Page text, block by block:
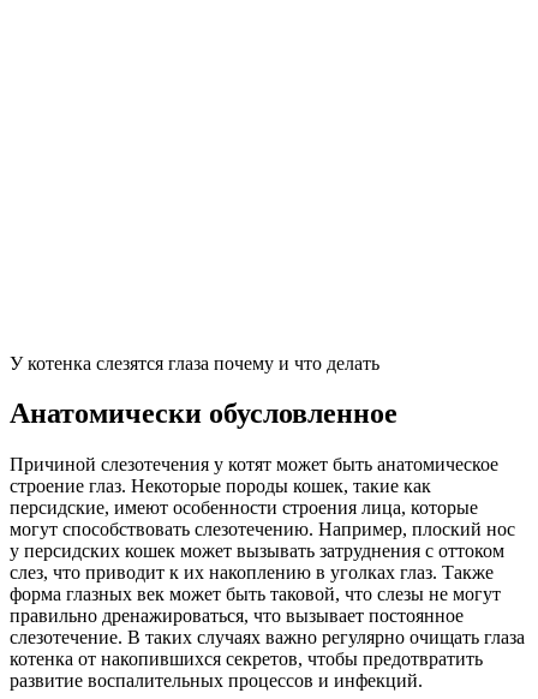
У котенка слезятся глаза почему и что делать
Анатомически обусловленное
Причиной слезотечения у котят может быть анатомическое
строение глаз. Некоторые породы кошек, такие как
персидские, имеют особенности строения лица, которые
могут способствовать слезотечению. Например, плоский нос
у персидских кошек может вызывать затруднения с оттоком
слез, что приводит к их накоплению в уголках глаз. Также
форма глазных век может быть таковой, что слезы не могут
правильно дренажироваться, что вызывает постоянное
слезотечение. В таких случаях важно регулярно очищать глаза
котенка от накопившихся секретов, чтобы предотвратить
развитие воспалительных процессов и инфекций.